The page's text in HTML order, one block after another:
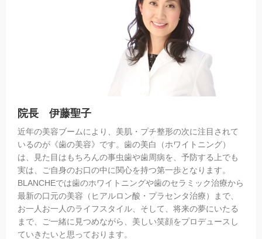
院長 伊藤聖子
近年の美容ブームにより、美肌・プチ整形の次に注目されて
いるのが《歯の美容》です。歯の美白（ホワイトニング）
は、見た目はもちろんの事虫歯や歯周病を、予防する上でも
実は、ご自身のお口の中に関心を持つ第一歩となります。
BLANCHEでは歯のホワイトニングや歯のセラミック治療から
最新の口元の美容（ヒアルロン酸・プラセンタ治療）まで、
お一人お一人のライフスタイル、そして、将来の夢にいたる
まで、ご一緒に見つめながら、美しい笑顔をプロデュースし
ていきたいと思っております。